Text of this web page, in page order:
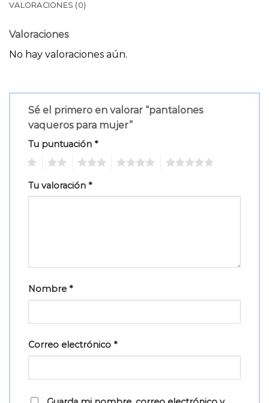
VALORACIONES (0)
Valoraciones
No hay valoraciones aún.
Sé el primero en valorar “pantalones
vaqueros para mujer”
Tu puntuación *
Tu valoración *
Nombre *
Correo electrónico *